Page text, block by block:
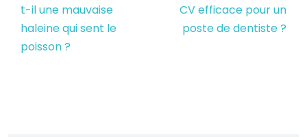
t-il une mauvaise
haleine qui sent le
poisson ?
CV efficace pour un
poste de dentiste ?